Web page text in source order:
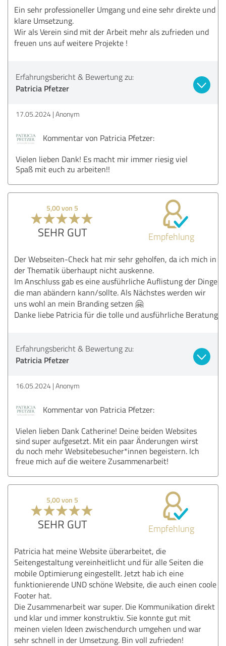
Ein sehr professioneller Umgang und eine sehr direkte und
klare Umsetzung.
Wir als Verein sind mit der Arbeit mehr als zufrieden und
freuen uns auf weitere Projekte !
Erfahrungsbericht & Bewertung zu:
Patricia Pfetzer
17.05.2024 Anonym
Kommentar von Patricia Pfetzer:
Vielen lieben Dank! Es macht mir immer riesig viel
Spaß mit euch zu arbeiten!!
5,00 von 5
SEHR GUT Empfehlung
Der Webseiten-Check hat mir sehr geholfen, da ich mich in
der Thematik überhaupt nicht auskenne.
Im Anschluss gab es eine ausführliche Auflistung der Dinge
die man abändern kann/sollte. Als Nächstes werden wir
uns wohl an mein Branding setzen 🤗
Danke liebe Patricia für die tolle und ausführliche Beratung
Erfahrungsbericht & Bewertung zu:
Patricia Pfetzer
16.05.2024 Anonym
Kommentar von Patricia Pfetzer:
Vielen lieben Dank Catherine! Deine beiden Websites
sind super aufgesetzt. Mit ein paar Änderungen wirst
du noch mehr Websitebesucher*innen begeistern. Ich
freue mich auf die weitere Zusammenarbeit!
5,00 von 5
SEHR GUT Empfehlung
Patricia hat meine Website überarbeitet, die
Seitengestaltung vereinheitlicht und für alle Seiten die
mobile Optimierung eingestellt. Jetzt hab ich eine
funktionierende UND schöne Website, die auch einen coole
Footer hat.
Die Zusammenarbeit war super. Die Kommunikation direkt
und klar und immer konstruktiv. Sie konnte gut mit
meinen vielen Ideen zwischendurch umgehen und war
sehr schnell in der Umsetzung. Bin voll zufrieden!